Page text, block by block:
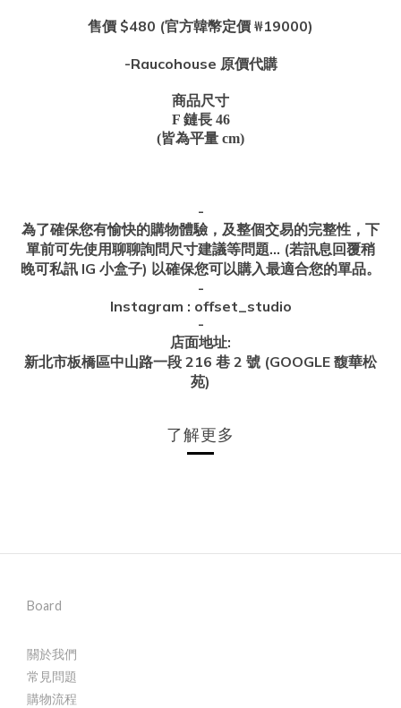
售價 $480 (官方韓幣定價 ₩19000)
-Raucohouse 原價代購
商品尺寸
F 鏈長 46
(皆為平量 cm)
-
為了確保您有愉快的購物體驗，及整個交易的完整性，下
單前可先使用聊聊詢問尺寸建議等問題... (若訊息回覆稍
晚可私訊 IG 小盒子) 以確保您可以購入最適合您的單品。
-
Instagram : offset_studio
-
店面地址:
新北市板橋區中山路一段 216 巷 2 號 (GOOGLE 馥華松
苑)
了解更多
Board
關於我們
常見問題
購物流程